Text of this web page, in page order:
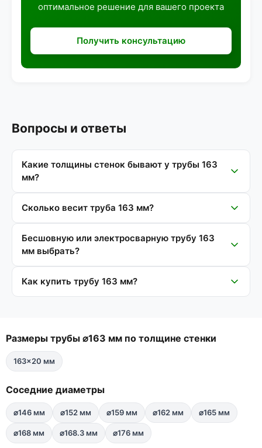
оптимальное решение для вашего проекта
Получить консультацию
Вопросы и ответы
Какие толщины стенок бывают у трубы 163
мм?
Сколько весит труба 163 мм?
Бесшовную или электросварную трубу 163
мм выбрать?
Как купить трубу 163 мм?
Размеры трубы ⌀163 мм по толщине стенки
163×20 мм
Соседние диаметры
⌀146 мм ⌀152 мм ⌀159 мм ⌀162 мм ⌀165 мм
⌀168 мм ⌀168.3 мм ⌀176 мм